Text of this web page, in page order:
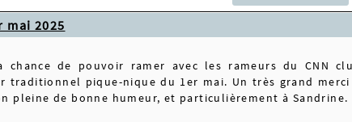
mai 2025
chance de pouvoir ramer avec les rameurs du CNN
traditionnel pique-nique du 1er mai. Un très grand merci
pleine de bonne humeur, et particulièrement à Sandrine.